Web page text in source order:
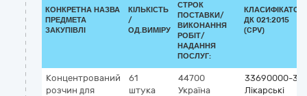
КОНКРЕТНА НАЗВА
ПРЕДМЕТА
ЗАКУПІВЛІ
КІЛЬКІСТЬ
/
ОД.ВИМІРУ
СТРОК
ПОСТАВКИ/
ВИКОНАННЯ
РОБІТ/
НАДАННЯ
ПОСЛУГ:
КЛАСИФІКАТОР
ДК 021:2015
(CPV)
Концентрований
розчин для
61
штука
44700
Україна
33690000-3
Лікарські